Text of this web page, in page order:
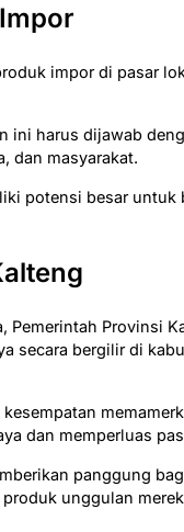
impor di pasar
ini harus dijawab
dan masyarakat.
potensi besar untuk
Pemerintah Provinsi
secara bergilir di
dan memperluas
panggung
unggulan